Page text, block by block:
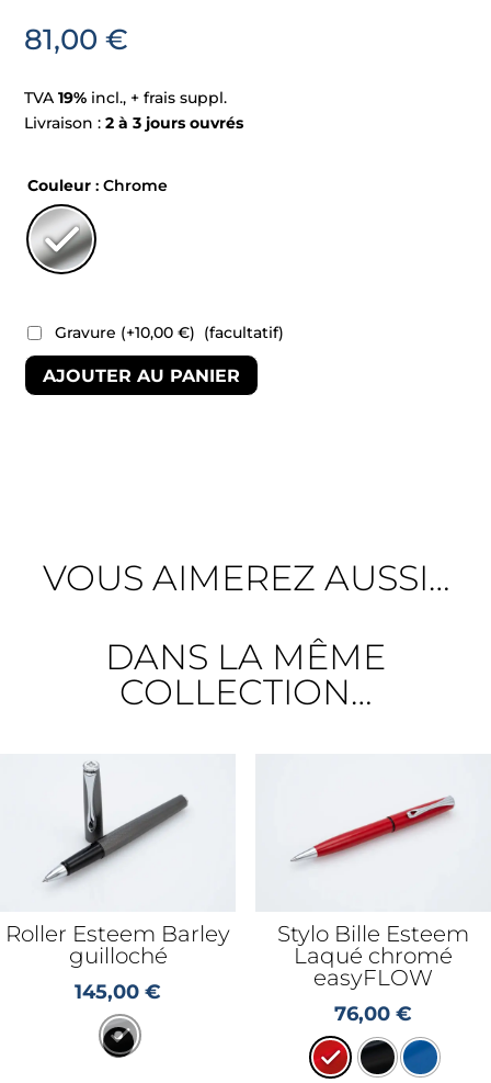
81,00€
TVA19% incl., + frais suppl.
Livraison :2 à 3 jours ouvrés
Couleur : Chrome
Gravure (+10,00€) (facultatif)
AJOUTER AU PANIER
VOUS AIMEREZ AUSSI…
DANS LA MÊME
COLLECTION…
Roller Esteem Barley
guilloché
145,00€
Stylo Bille Esteem
Laqué chromé
easyFLOW
76,00 €